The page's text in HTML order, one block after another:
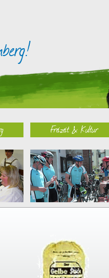
Freizeit & Kultur